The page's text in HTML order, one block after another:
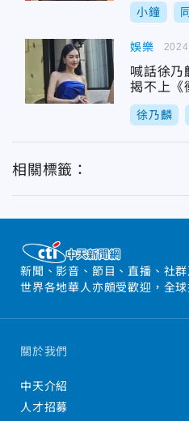
小鐘
娛樂
喊話徐乃
揭不上
「地雷」
徐乃麟
相關標籤：
新聞、影音、節目、直播、社
世界各地華人亦頗受歡迎，全
關於我們
中天介紹
人才招募